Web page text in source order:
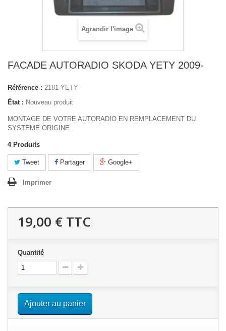
Agrandir l'image
FACADE AUTORADIO SKODA YETY 2009-
Référence : 2181-YETY
État : Nouveau produit
MONTAGE DE VOTRE AUTORADIO EN REMPLACEMENT DU
SYSTEME ORIGINE
4 Produits
Tweet Partager Google+
Imprimer
19,00 € TTC
Quantité
Ajouter au panier